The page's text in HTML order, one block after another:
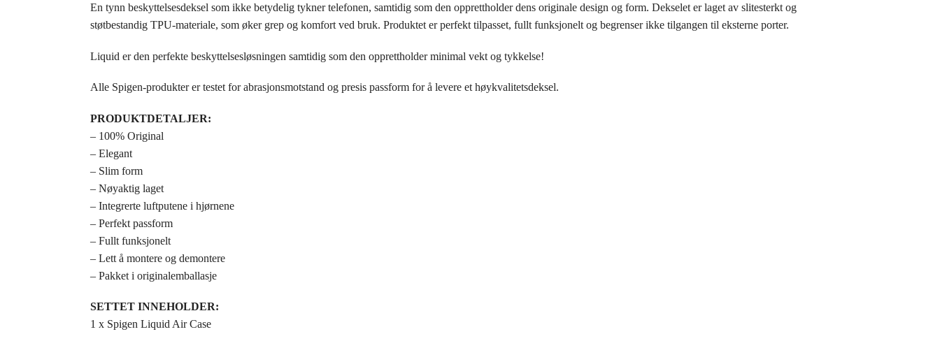
En tynn beskyttelsesdeksel som ikke betydelig tykner telefonen, samtidig som den opprettholder dens originale design og form. Dekselet er laget av slitesterkt og
støtbestandig TPU-materiale, som øker grep og komfort ved bruk. Produktet er perfekt tilpasset, fullt funksjonelt og begrenser ikke tilgangen til eksterne porter.
Liquid er den perfekte beskyttelsesløsningen samtidig som den opprettholder minimal vekt og tykkelse!
Alle Spigen-produkter er testet for abrasjonsmotstand og presis passform for å levere et høykvalitetsdeksel.
PRODUKTDETALJER:
– 100% Original
– Elegant
– Slim form
– Nøyaktig laget
– Integrerte luftputene i hjørnene
– Perfekt passform
– Fullt funksjonelt
– Lett å montere og demontere
– Pakket i originalemballasje
SETTET INNEHOLDER:
1 x Spigen Liquid Air Case